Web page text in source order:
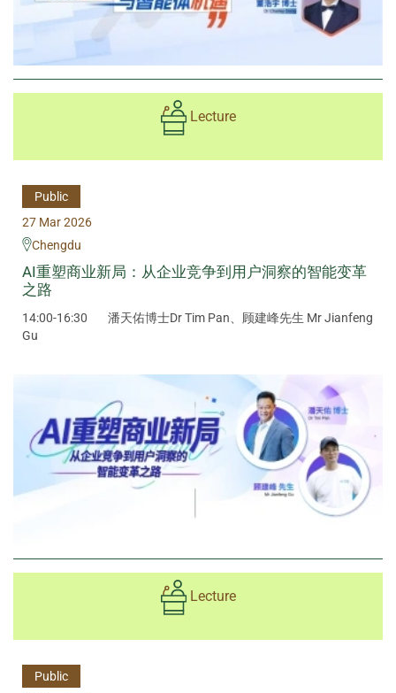
Lecture
Public
27 Mar 2026
Chengdu
AI重塑商业新局：从企业竞争到用户洞察的智能变革
之路
14:00-16:30
潘天佑博士Dr Tim Pan、顾建峰先生 Mr Jianfeng
Gu
Lecture
Public